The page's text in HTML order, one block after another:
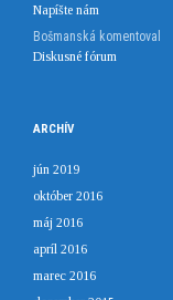
Napíšte nám
Bošmanská komentoval
Diskusné fórum
ARCHÍV
jún 2019
október 2016
máj 2016
apríl 2016
marec 2016